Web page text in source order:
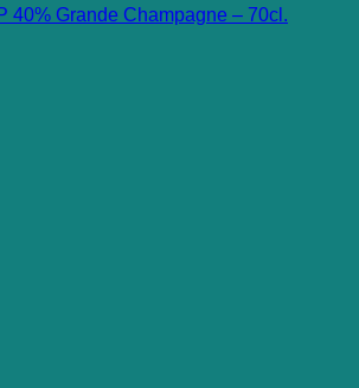
40% Grande Champagne – 70cl.